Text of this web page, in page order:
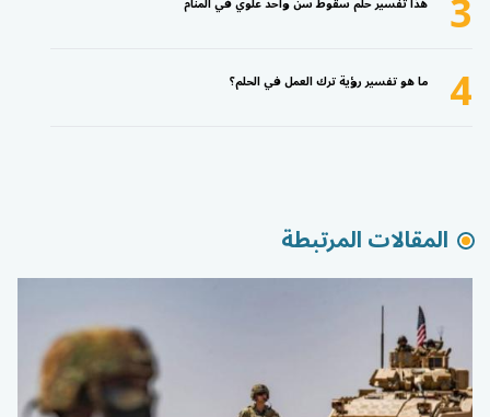
4 ما هو تفسير رؤية ترك العمل في الحلم؟
المقالات المرتبطة